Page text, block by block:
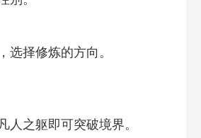
选择修炼的方向。
人之躯即可突破境界。